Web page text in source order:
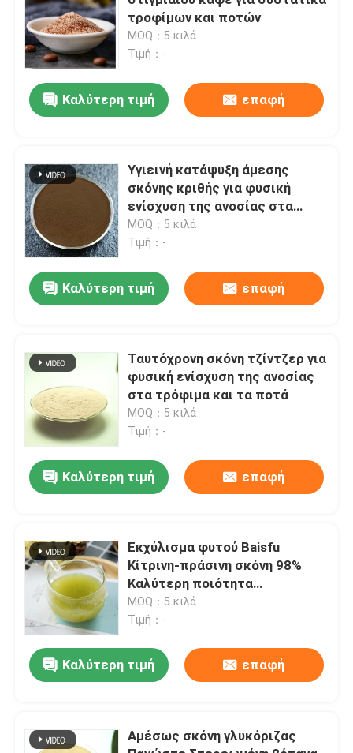
Γεύση και άρωμα
Συνθετική γεύση
Φυσικό φυτικό αιθέρια έλαιο
καθαρό εκχύλισμα φυτών
Γλυκαντικό
Σκόνη φρούτων
λυοφιλοποιημένη σκόνη
Οργανικό έλαιο
Φυσικά Συστατικά απώλειας βάρους
φυσική χρωστική ουσία
τροφίμων και ποτών
MOQ：5 κιλά
Τιμή：-
Καλύτερη τιμή επαφή
Υγιεινή κατάψυξη άμεσης
σκόνης κριθής για φυσική
ενίσχυση της ανοσίας στα
τρόφιμα και τα ποτά
MOQ：5 κιλά
Τιμή：-
Καλύτερη τιμή επαφή
Ταυτόχρονη σκόνη τζίντζερ για
φυσική ενίσχυση της ανοσίας
στα τρόφιμα και τα ποτά
MOQ：5 κιλά
Τιμή：-
Καλύτερη τιμή επαφή
Εκχύλισμα φυτού Baisfu
Κίτρινη-πράσινη σκόνη 98%
Καλύτερη ποιότητα
Νουκιφερίνης από φύλλα
λωτού (Lotus Leaf P.E.) για
MOQ：5 κιλά
Τιμή：-
Καλύτερη τιμή επαφή
Αμέσως σκόνη γλυκόριζας